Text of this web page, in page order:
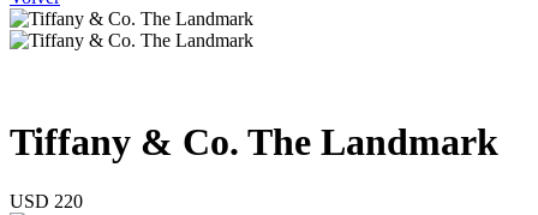
Tiffany & Co. The Landmark
USD 220